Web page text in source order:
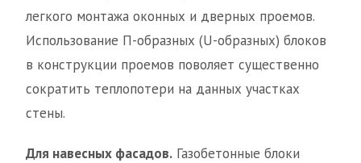
легкого монтажа оконных и дверных проемов.
Использование П-образных (U-образных) блоков
в конструкции проемов поволяет существенно
сократить теплопотери на данных участках
стены.
Для навесных фасадов. Газобетонные блоки